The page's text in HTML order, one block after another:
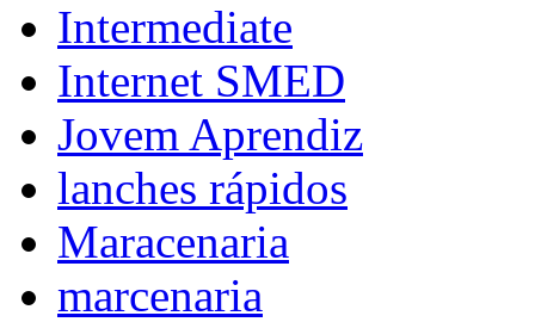
Intermediate
Internet SMED
Jovem Aprendiz
lanches rápidos
Maracenaria
marcenaria